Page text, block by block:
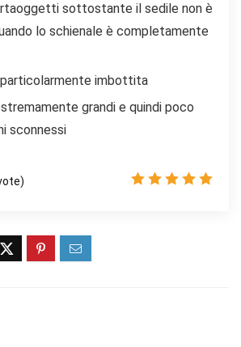
sottostante il sedile non è
lo schienale è completamente
imbottita
grandi e quindi poco
sconnessi